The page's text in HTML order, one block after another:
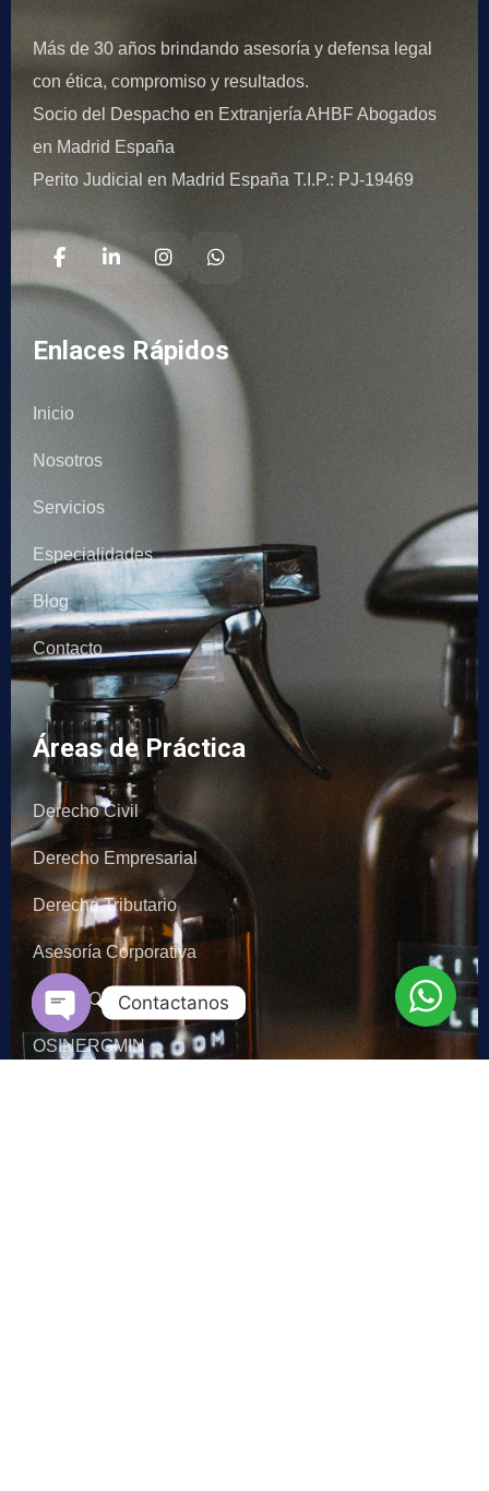
Más de 30 años brindando asesoría y defensa legal
con ética, compromiso y resultados.
Socio del Despacho en Extranjería AHBF Abogados
en Madrid España
Perito Judicial en Madrid España T.I.P.: PJ-19469
Enlaces Rápidos
Inicio
Nosotros
Servicios
Especialidades
Blog
Contacto
Áreas de Práctica
Derecho Civil
Derecho Empresarial
Derecho Tributario
Asesoría Corporativa
INDECOPI
OSINERGMIN
Contactanos
Open chaty